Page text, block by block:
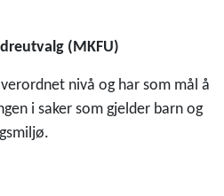
(MKFU)
nivå og har som mål å
i saker som gjelder barn og